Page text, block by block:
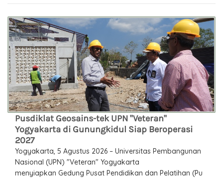
Pusdiklat Geosains-tek UPN "Veteran"
Yogyakarta di Gunungkidul Siap Beroperasi
2027
Yogyakarta, 5 Agustus 2026 – Universitas Pembangunan
Nasional (UPN) "Veteran" Yogyakarta
menyiapkan Gedung Pusat Pendidikan dan Pelatihan (Pu